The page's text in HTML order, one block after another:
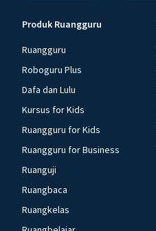
Produk Ruangguru
Ruangguru
Roboguru Plus
Dafa dan Lulu
Kursus for Kids
Ruangguru for Kids
Ruangguru for Business
Ruanguji
Ruangbaca
Ruangkelas